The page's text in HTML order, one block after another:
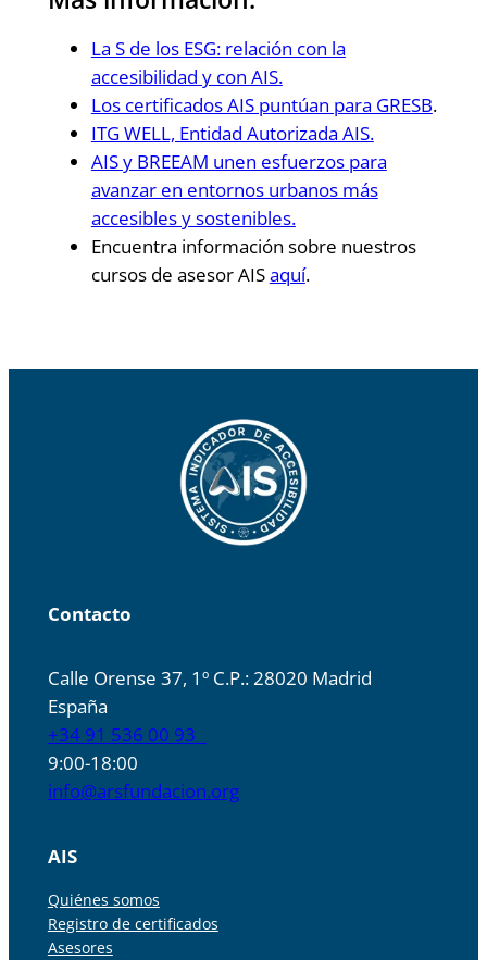
La S de los ESG: relación con la
accesibilidad y con AIS.
Los certificados AIS puntúan para GRESB.
ITG WELL, Entidad Autorizada AIS.
AIS y BREEAM unen esfuerzos para
avanzar en entornos urbanos más
accesibles y sostenibles.
Encuentra información sobre nuestros
cursos de asesor AISaquí.
Contacto
Calle Orense 37, 1º C.P.: 28020 Madrid
España
+34 91 536 00 93
9:00-18:00
info@arsfundacion.org
AIS
Quiénes somos
Registro de certificados
Asesores